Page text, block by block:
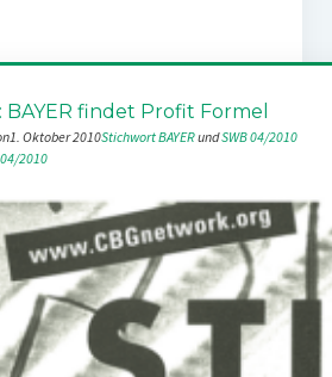
BAYER findet Profit Formel
1. Oktober 2010Stichwort BAYER und SWB 04/2010
2010